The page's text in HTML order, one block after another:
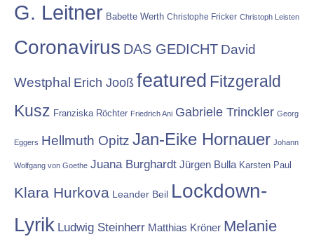
G. Leitner Babette Werth Christophe Fricker Christoph Leisten
Coronavirus DAS GEDICHT David
Westphal Erich Jooß featured Fitzgerald
Kusz Franziska Röchter Friedrich Ani Gabriele Trinckler Georg
Eggers Hellmuth Opitz Jan-Eike Hornauer Johann
Wolfgang von Goethe Juana Burghardt Jürgen Bulla Karsten Paul
Klara Hurkova Leander Beil Lockdown-
Lyrik Ludwig Steinherr Matthias Kröner Melanie